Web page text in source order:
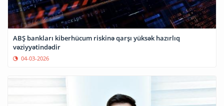
ABŞ bankları kiberhücum riskinə qarşı yüksək hazırlıq
vəziyyətindədir
04-03-2026